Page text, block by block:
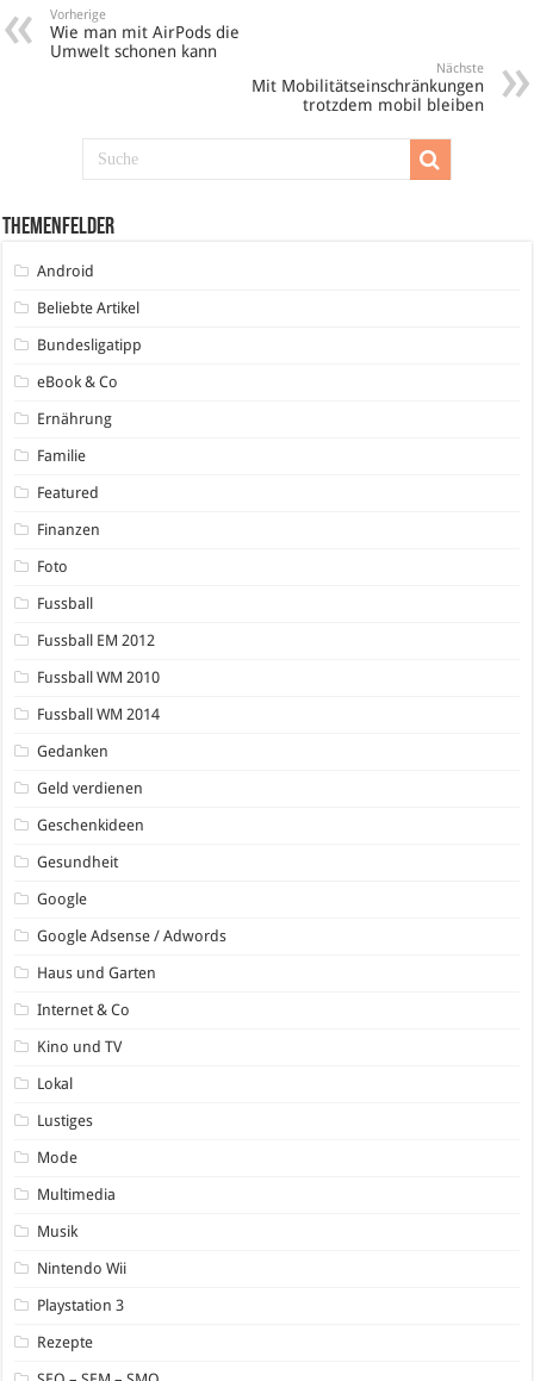
Vorherige
Wie man mit AirPods die
Umwelt schonen kann
Nächste
Mit Mobilitätseinschränkungen
trotzdem mobil bleiben
Themenfelder
Android
Beliebte Artikel
Bundesligatipp
eBook & Co
Ernährung
Familie
Featured
Finanzen
Foto
Fussball
Fussball EM 2012
Fussball WM 2010
Fussball WM 2014
Gedanken
Geld verdienen
Geschenkideen
Gesundheit
Google
Google Adsense / Adwords
Haus und Garten
Internet & Co
Kino und TV
Lokal
Lustiges
Mode
Multimedia
Musik
Nintendo Wii
Playstation 3
Rezepte